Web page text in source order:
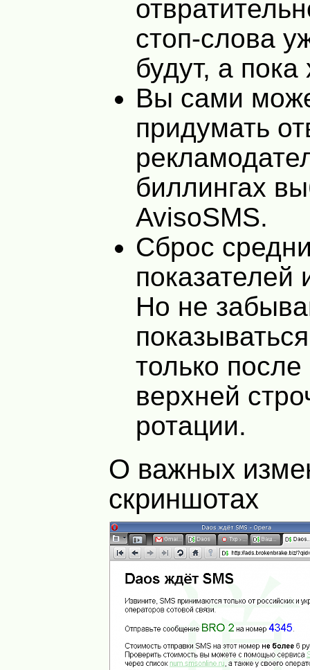
стоп-слова
будут, а
Вы сами
придумать
биллингах
AvisoSMS.
Сброс
показателей
Но не
только
верхней
ротации.
О важных изменениях в
скриншотах